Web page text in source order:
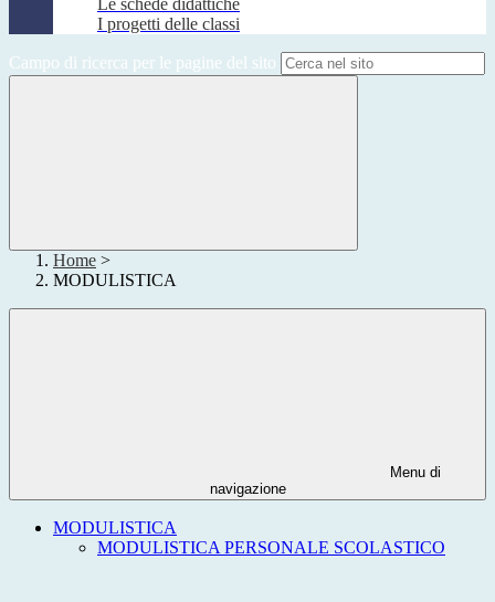
Le schede didattiche
I progetti delle classi
Campo di ricerca per le pagine del sito
Home >
MODULISTICA
Menu di
navigazione
MODULISTICA
MODULISTICA PERSONALE SCOLASTICO